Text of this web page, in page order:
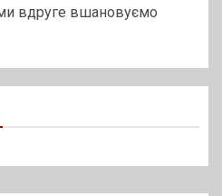
вдруге вшановуємо